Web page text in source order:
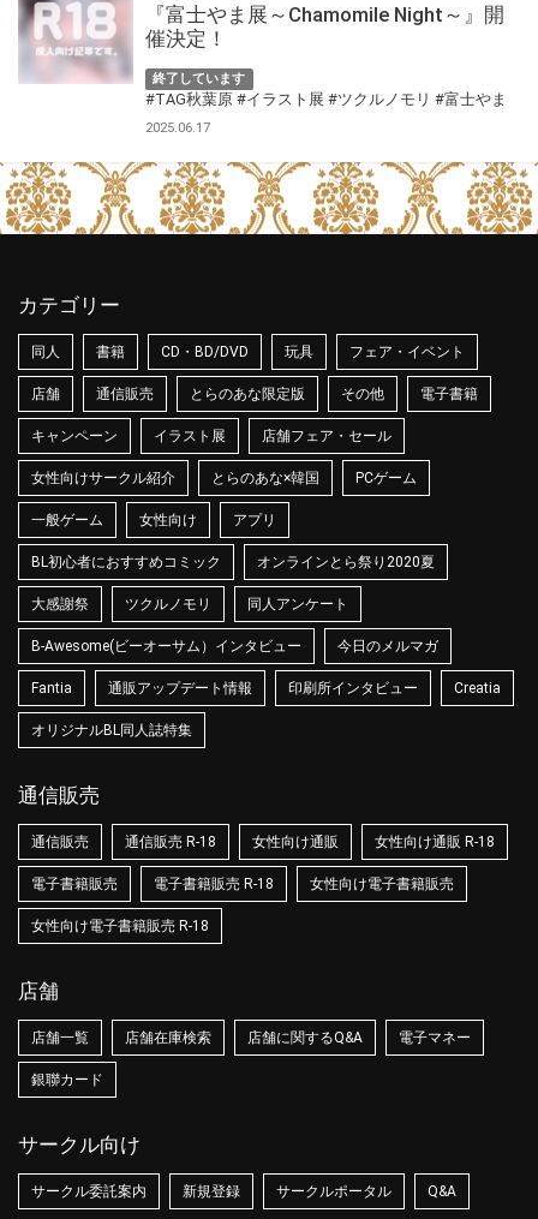
『富士やま展～Chamomile Night～』開
催決定！
終了しています
#TAG秋葉原 #イラスト展 #ツクルノモリ #富士やま
2025.06.17
カテゴリー
同人 書籍 CD・BD/DVD 玩具 フェア・イベント
店舗 通信販売 とらのあな限定版 その他 電子書籍
キャンペーン イラスト展 店舗フェア・セール
女性向けサークル紹介 とらのあな×韓国 PCゲーム
一般ゲーム 女性向け アプリ
BL初心者におすすめコミック オンラインとら祭り2020夏
大感謝祭 ツクルノモリ 同人アンケート
B-Awesome(ビーオーサム）インタビュー 今日のメルマガ
Fantia 通販アップデート情報 印刷所インタビュー Creatia
オリジナルBL同人誌特集
通信販売
通信販売 通信販売 R-18 女性向け通販 女性向け通販 R-18
電子書籍販売 電子書籍販売 R-18 女性向け電子書籍販売
女性向け電子書籍販売 R-18
店舗
店舗一覧 店舗在庫検索 店舗に関するQ&A 電子マネー
銀聯カード
サークル向け
サークル委託案内 新規登録 サークルポータル Q&A